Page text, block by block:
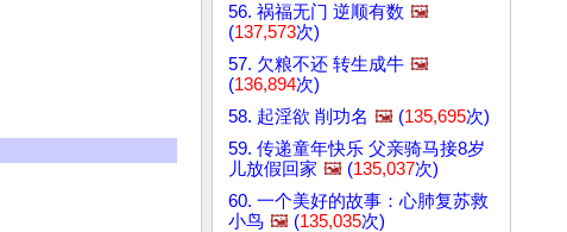
56. 祸福无门 逆顺有数 🖼️
(137,573次)
57. 欠粮不还 转生成牛 🖼️
(136,894次)
58. 起淫欲 削功名 🖼️ (135,695次)
59. 传递童年快乐 父亲骑马接8岁
儿放假回家 🖼️ (135,037次)
60. 一个美好的故事：心肺复苏救
小鸟 🖼️ (135,035次)